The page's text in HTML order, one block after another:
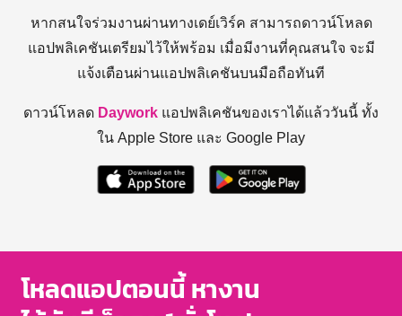
หากสนใจร่วมงานผ่านทางเดย์เวิร์ค สามารถดาวน์โหลด
แอปพลิเคชันเตรียมไว้ให้พร้อม เมื่อมีงานที่คุณสนใจ จะมี
แจ้งเตือนผ่านแอปพลิเคชันบนมือถือทันที
ดาวน์โหลด Daywork แอปพลิเคชันของเราได้แล้ววันนี้ ทั้ง
ใน Apple Store และ Google Play
โหลดแอปตอนนี้ หางาน